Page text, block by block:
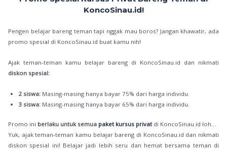
KoncoSinau.id!
Pengen belajar bareng teman tapi nggak mau boros? Jangan khawatir, ada
promo spesial di KoncoSinau.id buat kamu nih!
Ajak teman-teman kamu belajar bareng di KoncoSinau.id dan nikmati
diskon spesial:
2 siswa: Masing-masing hanya bayar 75% dari harga individu.
3 siswa: Masing-masing hanya bayar 65% dari harga individu.
Promo ini berlaku untuk semua paket kursus privatdi KoncoSinau.id loh…
Yuk, ajak teman-teman kamu belajar bareng di KoncoSinau.id dan nikmati
diskon spesial ini! Belajar jadi lebih seru dan hemat bersama teman di